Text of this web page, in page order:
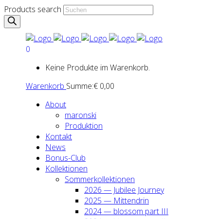
Products search
0
Keine Produkte im Warenkorb.
Warenkorb Summe:€ 0,00
About
maron­ski
Pro­duk­ti­on
Kon­takt
News
Bonus-Club
Kol­lek­tio­nen
Som­mer­kol­lek­tio­nen
2026 — Jubi­lee Jour­ney
2025 — Mit­ten­drin
2024 — blos­som part III